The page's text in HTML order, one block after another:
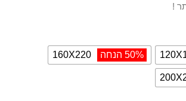
!
160X220 50% הנחה